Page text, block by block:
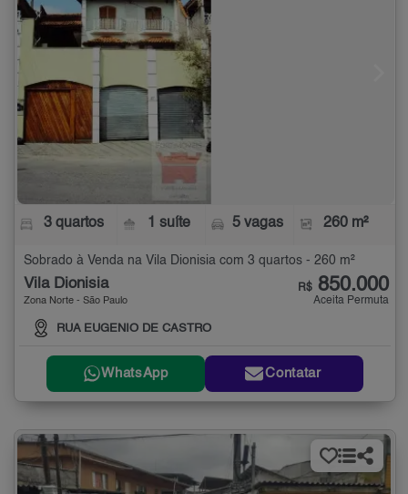
3 quartos 1 suíte 5 vagas 260 m²
Sobrado à Venda na Vila Dionisia com 3 quartos - 260 m²
Vila Dionisia
Zona Norte - São Paulo
RUA EUGENIO DE CASTRO
R$ 850.000
Aceita Permuta
WhatsApp Contatar